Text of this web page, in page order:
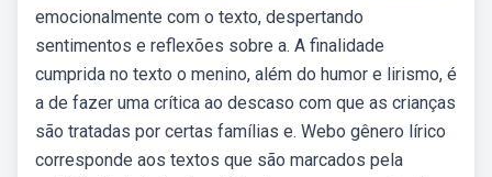
emocionalmente com o texto, despertando
sentimentos e reflexões sobre a. A finalidade
cumprida no texto o menino, além do humor e lirismo, é
a de fazer uma crítica ao descaso com que as crianças
são tratadas por certas famílias e. Webo gênero lírico
corresponde aos textos que são marcados pela